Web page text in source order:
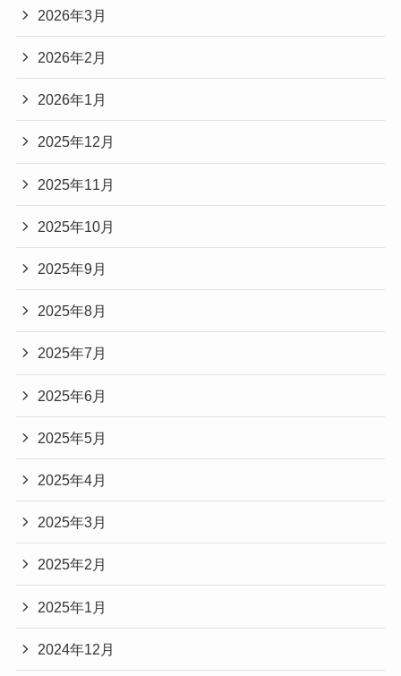
2026年3月
2026年2月
2026年1月
2025年12月
2025年11月
2025年10月
2025年9月
2025年8月
2025年7月
2025年6月
2025年5月
2025年4月
2025年3月
2025年2月
2025年1月
2024年12月